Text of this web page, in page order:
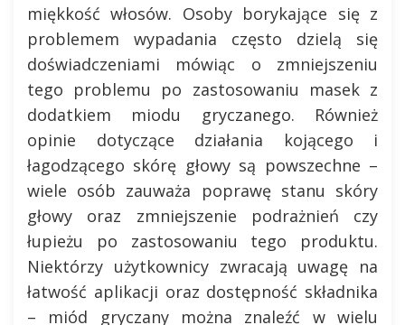
miękkość włosów. Osoby borykające się z
problemem wypadania często dzielą się
doświadczeniami mówiąc o zmniejszeniu
tego problemu po zastosowaniu masek z
dodatkiem miodu gryczanego. Również
opinie dotyczące działania kojącego i
łagodzącego skórę głowy są powszechne –
wiele osób zauważa poprawę stanu skóry
głowy oraz zmniejszenie podrażnień czy
łupieżu po zastosowaniu tego produktu.
Niektórzy użytkownicy zwracają uwagę na
łatwość aplikacji oraz dostępność składnika
– miód gryczany można znaleźć w wielu